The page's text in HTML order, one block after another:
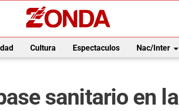
Cultura Espectaculos Nac/Interarrow_drop_down
sanitario en